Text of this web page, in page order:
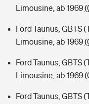
Limousine, ab 1969
Ford Taunus, GBTS
Limousine, ab 1969
Ford Taunus, GBTS
Limousine, ab 1969
Ford Taunus, GBTS